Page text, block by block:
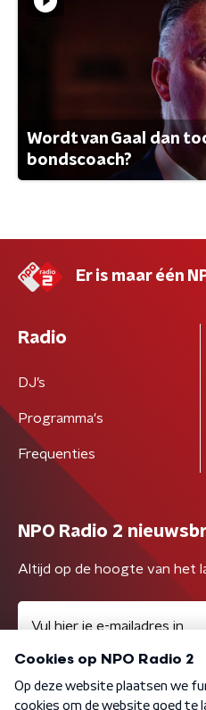
Wordt van Gaal dan
bondscoach?
Er is maar één
Radio
DJ’s
Programma's
Frequenties
NPO Radio 2
Altijd op de hoogte van het